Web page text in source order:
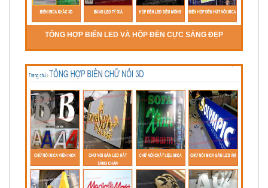
TỔNG HỢP BIỂN LED VÀ HỘP ĐÈN CỰC SÁNG ĐẸP